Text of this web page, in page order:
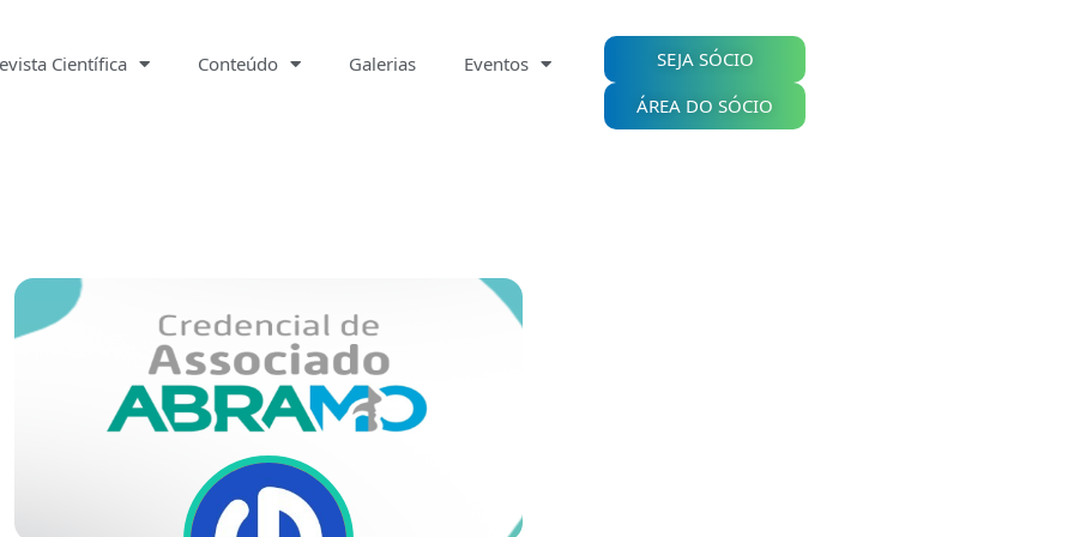
Científica Conteúdo Galerias Eventos
SEJA SÓCIO
ÁREA DO SÓCIO